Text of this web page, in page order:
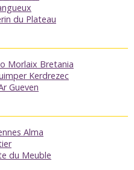
du Plateau
Morlaix Bretania
Kerdrezec
Gueven
Alma
du Meuble